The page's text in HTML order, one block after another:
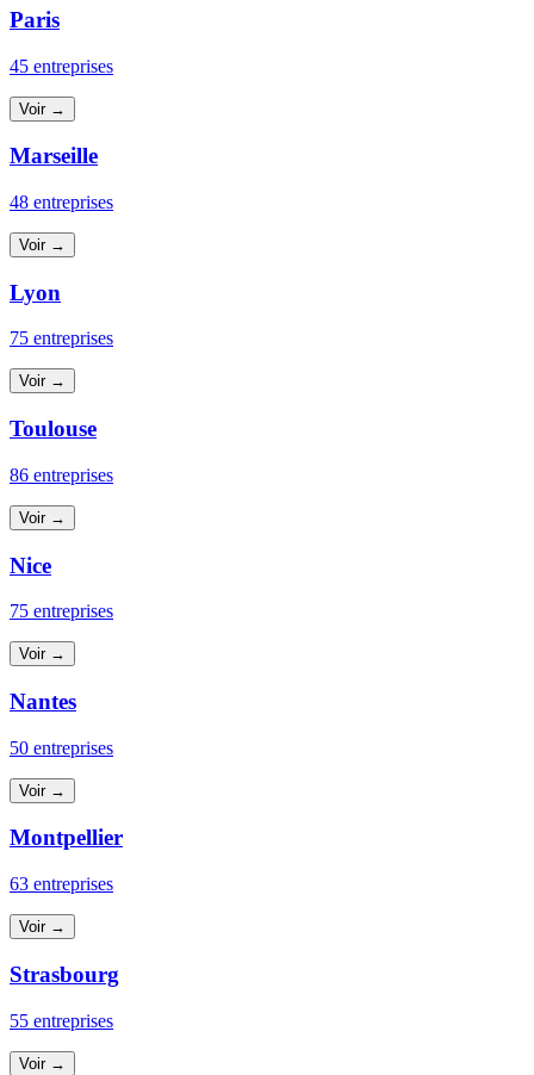
Paris
45 entreprises
Voir →
Marseille
48 entreprises
Voir →
Lyon
75 entreprises
Voir →
Toulouse
86 entreprises
Voir →
Nice
75 entreprises
Voir →
Nantes
50 entreprises
Voir →
Montpellier
63 entreprises
Voir →
Strasbourg
55 entreprises
Voir →